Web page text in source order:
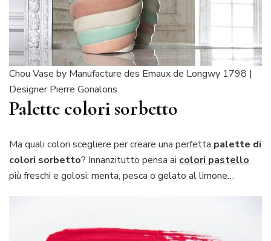
Chou Vase by Manufacture des Emaux de Longwy 1798 |
Designer Pierre Gonalons
Palette colori sorbetto
Ma quali colori scegliere per creare una perfetta palette di
colori sorbetto? Innanzitutto pensa ai colori pastello
più freschi e golosi: menta, pesca o gelato al limone…